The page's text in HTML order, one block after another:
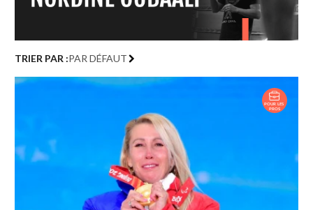
TRIER PAR :PAR DÉFAUT